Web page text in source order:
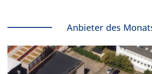
Anbieter des